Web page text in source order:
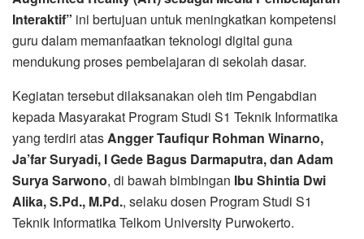
Interaktif” ini bertujuan untuk meningkatkan kompetensi
guru dalam memanfaatkan teknologi digital guna
mendukung proses pembelajaran di sekolah dasar.
Kegiatan tersebut dilaksanakan oleh tim Pengabdian
kepada Masyarakat Program Studi S1 Teknik Informatika
yang terdiri atasAngger Taufiqur Rohman Winarno,
Ja’far Suryadi, I Gede Bagus Darmaputra, dan Adam
Surya Sarwono, di bawah bimbingan Ibu Shintia Dwi
Alika, S.Pd., M.Pd., selaku dosen Program Studi S1
Teknik Informatika Telkom University Purwokerto.